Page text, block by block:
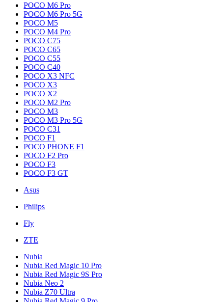
POCO M6 Pro
POCO M6 Pro 5G
POCO M5
POCO M4 Pro
POCO C75
POCO C65
POCO C55
POCO C40
POCO X3 NFC
POCO X3
POCO X2
POCO M2 Pro
POCO M3
POCO M3 Pro 5G
POCO C31
POCO F1
POCO PHONE F1
POCO F2 Pro
POCO F3
POCO F3 GT
Asus
Philips
Fly
ZTE
Nubia
Nubia Red Magic 10 Pro
Nubia Red Magic 9S Pro
Nubia Neo 2
Nubia Z70 Ultra